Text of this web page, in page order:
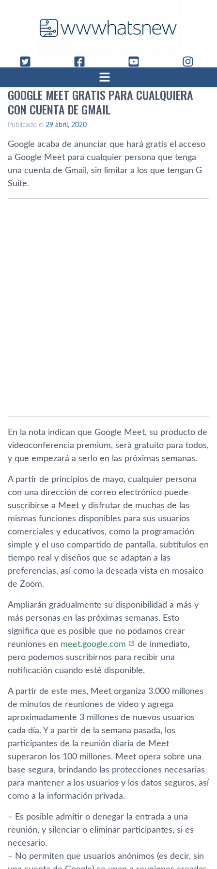
GOOGLE MEET GRATIS PARA CUALQUIERA
CON CUENTA DE GMAIL
Publicado el 29 abril, 2020
Google acaba de anunciar que hará gratis el acceso
a Google Meet para cualquier persona que tenga
una cuenta de Gmail, sin limitar a los que tengan G
Suite.
En la nota indican que Google Meet, su producto de
videoconferencia premium, será gratuito para todos,
y que empezará a serlo en las próximas semanas.
A partir de principios de mayo, cualquier persona
con una dirección de correo electrónico puede
suscribirse a Meet y disfrutar de muchas de las
mismas funciones disponibles para sus usuarios
comerciales y educativos, como la programación
simple y el uso compartido de pantalla, subtítulos en
tiempo real y diseños que se adaptan a las
preferencias, así como la deseada vista en mosaico
de Zoom.
Ampliarán gradualmente su disponibilidad a más y
más personas en las próximas semanas. Esto
significa que es posible que no podamos crear
reuniones en meet.google.com
de inmediato,
pero podemos suscribirnos para recibir una
notificación cuando esté disponible.
A partir de este mes, Meet organiza 3.000 millones
de minutos de reuniones de video y agrega
aproximadamente 3 millones de nuevos usuarios
cada día. Y a partir de la semana pasada, los
participantes de la reunión diaria de Meet
superaron los 100 millones. Meet opera sobre una
base segura, brindando las protecciones necesarias
para mantener a los usuarios y los datos seguros, así
como a la información privada.
– Es posible admitir o denegar la entrada a una
reunión, y silenciar o eliminar participantes, si es
necesario.
– No permiten que usuarios anónimos (es decir, sin